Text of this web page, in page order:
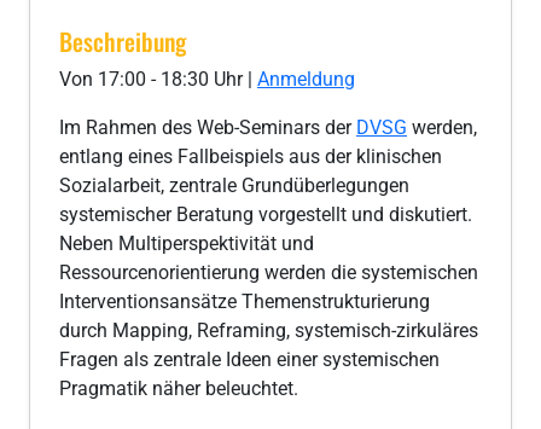
Beschreibung
Von 17:00 - 18:30 Uhr | Anmeldung
Im Rahmen des Web-Seminars der DVSG werden,
entlang eines Fallbeispiels aus der klinischen
Sozialarbeit, zentrale Grundüberlegungen
systemischer Beratung vorgestellt und diskutiert.
Neben Multiperspektivität und
Ressourcenorientierung werden die systemischen
Interventionsansätze Themenstrukturierung
durch Mapping, Reframing, systemisch-zirkuläres
Fragen als zentrale Ideen einer systemischen
Pragmatik näher beleuchtet.